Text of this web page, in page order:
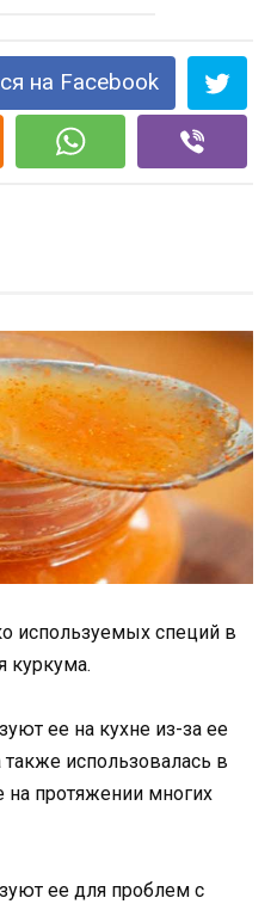
на Facebook
используемых специй в
куркума.
ее на кухне из-за ее
также использовалась в
на протяжении многих
ее для проблем с